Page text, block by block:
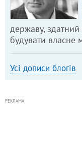
державу,
будувати власне
Усі дописи блогів
РЕКЛАМА